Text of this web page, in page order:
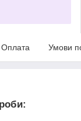
Оплата Умови